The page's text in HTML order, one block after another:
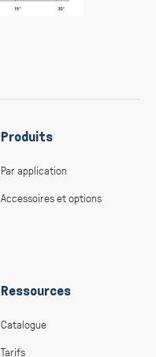
Produits
Par application
Accessoires et options
Ressources
Catalogue
Tarifs